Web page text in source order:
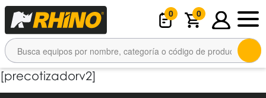
0 0
[precotizadorv2]